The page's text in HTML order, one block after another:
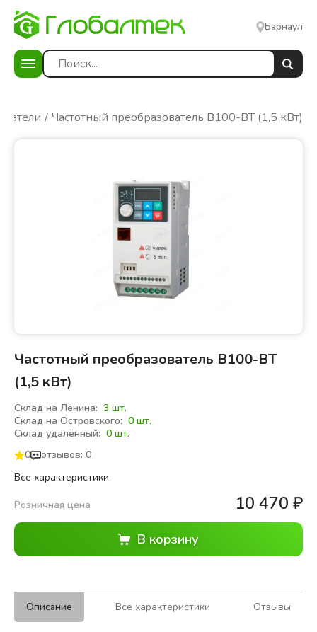
Барнаул
Частотный преобразователь B100-BT (1,5 кВт)
Частотный преобразователь B100-BT
(1,5 кВт)
Склад на Ленина: 3 шт.
Склад на Островского: 0 шт.
Склад удалённый: 0 шт.
0
отзывов: 0
Все характеристики
Розничная цена 10 470 ₽
Описание Все характеристики Отзывы